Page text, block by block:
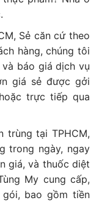
Sẻ căn cứ theo
hàng, chúng tôi
báo giá dịch vụ
giá sẻ được gởi
trực tiếp qua
trùng tại TPHCM,
trong ngày, ngay
giá, và thuốc diệt
My cung cấp,
bao gồm tiền